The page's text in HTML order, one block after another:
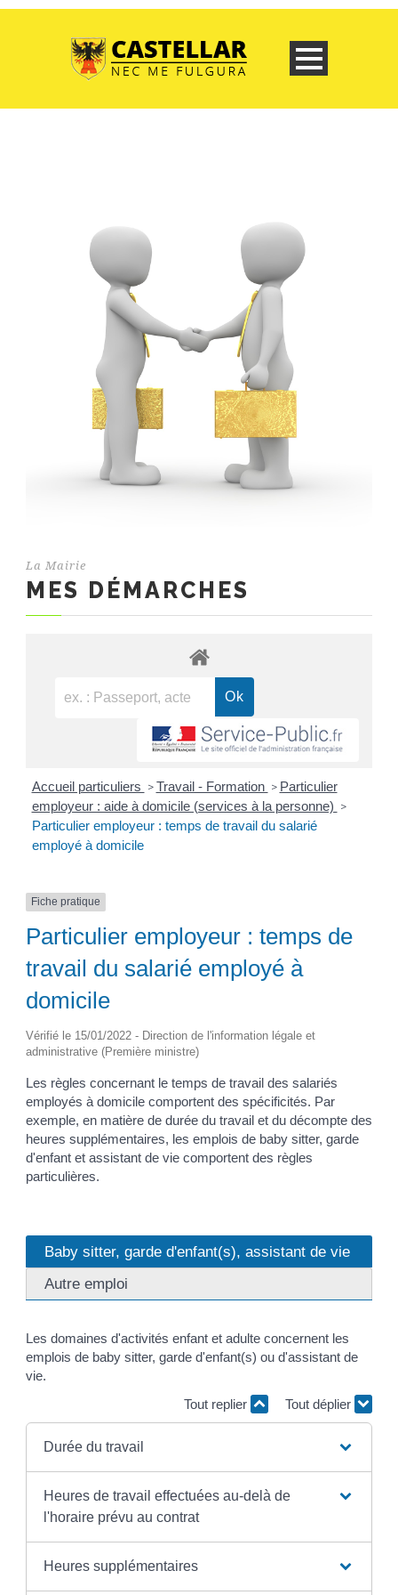
La Mairie
MES DÉMARCHES
Accueil particuliers > Travail - Formation > Particulier
employeur : aide à domicile (services à la personne) >
Particulier employeur : temps de travail du salarié
employé à domicile
Fiche pratique
Particulier employeur : temps de
travail du salarié employé à
domicile
Vérifié le 15/01/2022 - Direction de l'information légale et
administrative (Première ministre)
Les règles concernant le temps de travail des salariés
employés à domicile comportent des spécificités. Par
exemple, en matière de durée du travail et du décompte des
heures supplémentaires, les emplois de baby sitter, garde
d'enfant et assistant de vie comportent des règles
particulières.
Baby sitter, garde d'enfant(s), assistant de vie
Autre emploi
Les domaines d'activités enfant et adulte concernent les
emplois de baby sitter, garde d'enfant(s) ou d'assistant de
vie.
Tout replier
Tout déplier
Durée du travail
Heures de travail effectuées au-delà de
l'horaire prévu au contrat
Heures supplémentaires